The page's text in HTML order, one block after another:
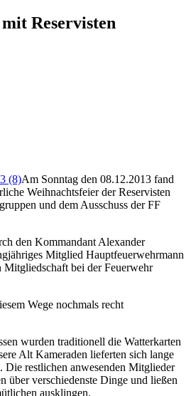
Reservisten
Am Sonntag den 08.12.2013 fand
Weihnachtsfeier der Reservisten
und dem Ausschuss der FF
den Kommandant Alexander
Mitglied Hauptfeuerwehrmann
bei der Feuerwehr
Wege nochmals recht
wurden traditionell die Watterkarten
Alt Kameraden lieferten sich lange
Die restlichen anwesenden Mitglieder
über verschiedenste Dinge und ließen
ausklingen.